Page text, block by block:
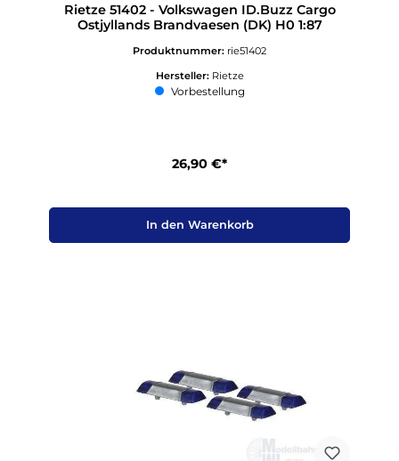
Rietze 51402 - Volkswagen ID.Buzz Cargo
Ostjyllands Brandvaesen (DK) H0 1:87
Produktnummer: rie51402
Hersteller: Rietze
Vorbestellung
26,90 €*
In den Warenkorb